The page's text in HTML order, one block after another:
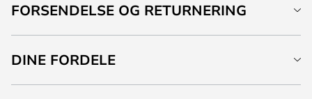
FORSENDELSE OG RETURNERING
DINE FORDELE